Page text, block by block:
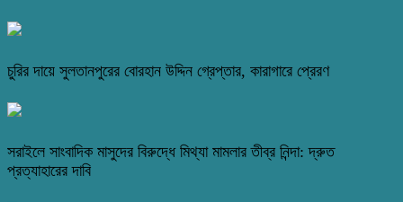
চুরির দায়ে সুলতানপুরের বোরহান উদ্দিন গ্রেপ্তার, কারাগারে প্রেরণ
সরাইলে সাংবাদিক মাসুদের বিরুদ্ধে মিথ্যা মামলার তীব্র নিন্দা: দ্রুত
প্রত্যাহারের দাবি